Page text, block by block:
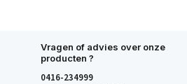
Vragen of advies over onze
producten ?
0416-234999